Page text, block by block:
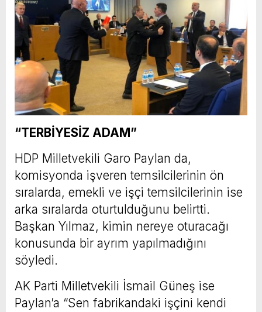
“TERBİYESİZ ADAM”
HDP Milletvekili Garo Paylan da,
komisyonda işveren temsilcilerinin ön
sıralarda, emekli ve işçi temsilcilerinin ise
arka sıralarda oturtulduğunu belirtti.
Başkan Yılmaz, kimin nereye oturacağı
konusunda bir ayrım yapılmadığını
söyledi.
AK Parti Milletvekili İsmail Güneş ise
Paylan’a “Sen fabrikandaki işçini kendi